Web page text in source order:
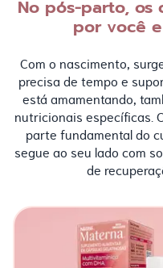
No pós-parto,
por você
Com o nascimento,
precisa de tempo e
está amamentando,
nutricionais específicas.
parte fundamental do
segue ao seu lado com
de